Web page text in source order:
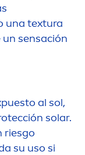
una textura
un sensación
al sol,
solar.
riesgo
su uso si